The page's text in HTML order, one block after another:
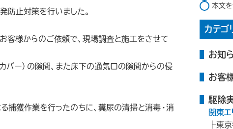
防止対策を行いました。
客様からのご依頼で、現場調査と施工をさせて
バー）の隙間、また床下の通気口の隙間からの侵
捕獲作業を行ったのちに、糞尿の清掃と消毒・消
本文
カテゴ
お知
お客
駆除
関東エ
東